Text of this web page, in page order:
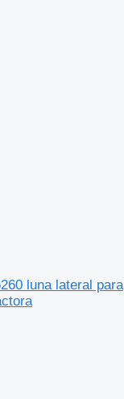
luna lateral para